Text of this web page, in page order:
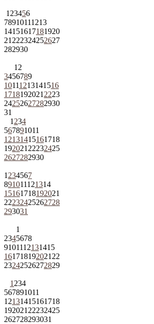
1 23456
78910111213
14151617181920
21 222324252627
282930
1 2
3456789
10111213141516
1718192021 2223
24252627282930
31
1 234
567891011
12131415161718
192021 22232425
2627282930
1 234567
891011121314
15161718192021
22232425262728
293031
1
2345678
9101112131415
161718192021 22
23242526272829
1 234
567891011
12131415161718
192021 22232425
262728293031